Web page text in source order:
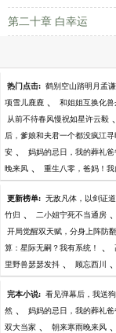
第二十章 白幸运
热门点击: 鹤别空山踏明月孟
项雪儿鹿鹿 、 和姐姐互换化兽
从前不待春风慢祝如星许云毅 、
后，爹娘和夫君一个都没疯江寻
安 、 妈妈的忌日，我的葬礼爸
晚来风 、 重生八零，爸妈！
更新榜单: 无敌凡体，以剑证
竹归 、 二小姐宁死不当通房 、
开局觉醒双天赋，分身上阵防
算：星际无嗣？我有系统！ 、
里野兽瑟瑟发抖 、 顾忘西川 、
完本小说: 看见弹幕后，我送
然 、 妈妈的忌日，我的葬礼爸
双大当家 、 朝来寒雨晚来风 、